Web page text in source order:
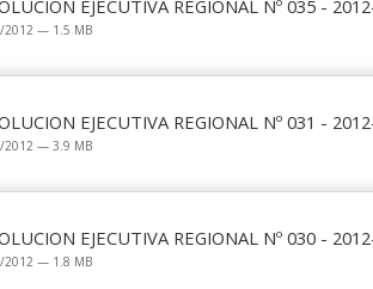
EJECUTIVA REGIONAL Nº 035 -
2012 — 1.5 MB
EJECUTIVA REGIONAL Nº 031 -
2012 — 3.9 MB
EJECUTIVA REGIONAL Nº 030 -
2012 — 1.8 MB